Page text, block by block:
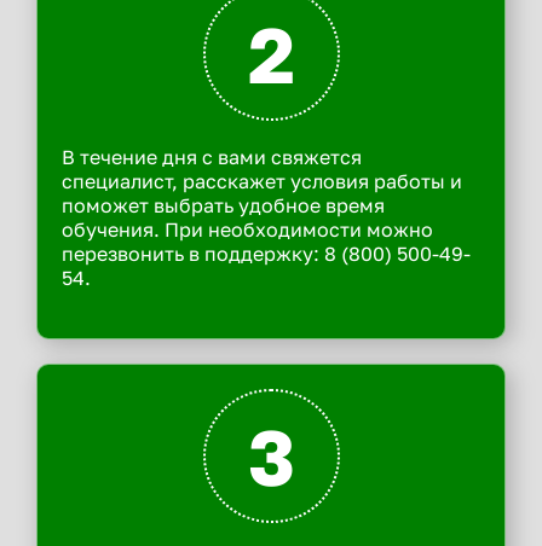
2
В течение дня с вами свяжется
специалист, расскажет условия работы и
поможет выбрать удобное время
обучения. При необходимости можно
перезвонить в поддержку: 8 (800) 500-49-
54.
3